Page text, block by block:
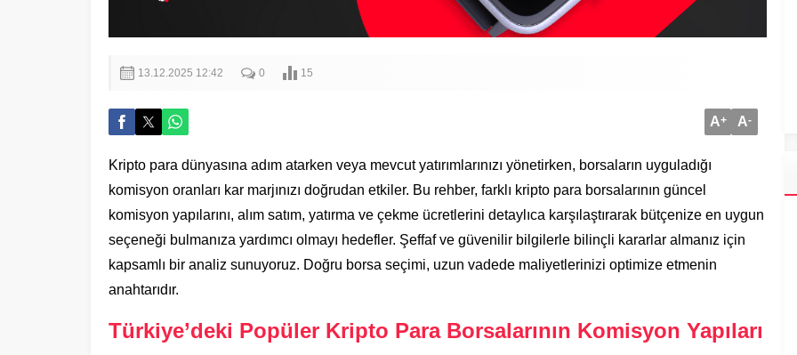
13.12.2025 12:42 0 15
A+ A-
Kripto para dünyasına adım atarken veya mevcut yatırımlarınızı yönetirken, borsaların uyguladığı
komisyon oranları kar marjınızı doğrudan etkiler. Bu rehber, farklı kripto para borsalarının güncel
komisyon yapılarını, alım satım, yatırma ve çekme ücretlerini detaylıca karşılaştırarak bütçenize en uygun
seçeneği bulmanıza yardımcı olmayı hedefler. Şeffaf ve güvenilir bilgilerle bilinçli kararlar almanız için
kapsamlı bir analiz sunuyoruz. Doğru borsa seçimi, uzun vadede maliyetlerinizi optimize etmenin
anahtarıdır.
Türkiye’deki Popüler Kripto Para Borsalarının Komisyon Yapıları